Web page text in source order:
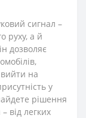
сигнал –
руху, а й
дозволяє
на
у
рішення
від легких